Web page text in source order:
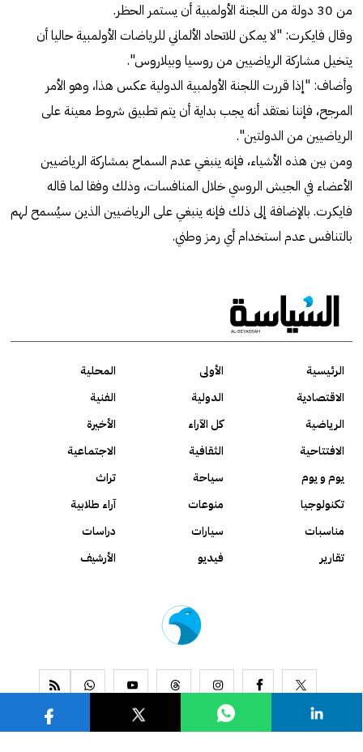
من 30 دولة من اللجنة الأولمبية أن يستمر الحظر.
وقال فايكرت: "لا يمكن للاتحاد الألماني للرياضات الأولمبية حاليا أن
يتخيل مشاركة الرياضيين من روسيا وبيلاروس".
وأضاف: "إذا قررت اللجنة الأولمبية الدولية عكس هذا، وهو الأمر
المرجح، فإننا نعتقد أنه يجب بداية أن يتم تطبيق شروط معينة على
الرياضيين من الدولتين".
ومن بين هذه الأشياء، فإنه ينبغي عدم السماح بمشاركة الرياضيين
الأعضاء في الجيش الروسي خلال المنافسات، وذلك وفقا لما قاله
فايكرت. بالإضافة إلى ذلك فإنه ينبغي على الرياضيين الذين سيُسمح لهم
بالتنافس عدم استخدام أي رمز وطني.
الرئيسية الأولى
المحلية
الاقتصادية
الدولية
الفنية
الرياضية
كل الآراء
الأخيرة
الافتتاحية
الثقافية
الاجتماعية
يوم و يوم
سياحة
تراث
تكنولوجيا
منوعات
آراء طلابية
مناسبات
سيارات
دراسات
تقارير
فيديو الأرشيف